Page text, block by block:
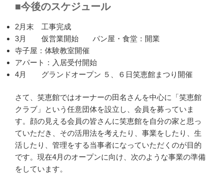
■今後のスケジュール
2月末 工事完成
3月 仮営業開始 パン屋・食堂：開業
寺子屋：体験教室開催
アパート：入居受付開始
4月 グランドオープン ５、６日笑恵館まつり開催
さて、笑恵館ではオーナーの田名さんを中心に「笑恵館
クラブ」という任意団体を設立し、会員を募っていま
す。顔の見える会員の皆さんに笑恵館を自分の家と思っ
ていただき、その活用法を考えたり、事業をしたり、生
活したり、管理をする当事者になっていただくのが目的
です。現在4月のオープンに向け、次のような事業の準備
をしています。